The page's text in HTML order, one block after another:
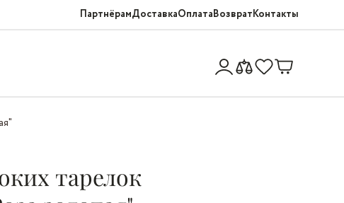
ПартнёрамДоставкаОплатаВозвратКонтакты
тарелок